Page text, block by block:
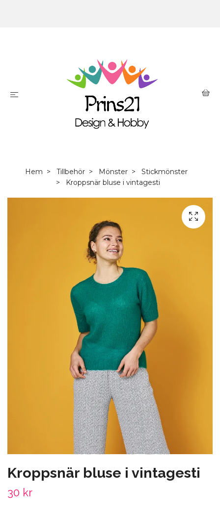
Hem Tillbehör Mönster
Stickmönster
Kroppsnär bluse i vintagesti
Kroppsnär bluse i vintagesti
30 kr